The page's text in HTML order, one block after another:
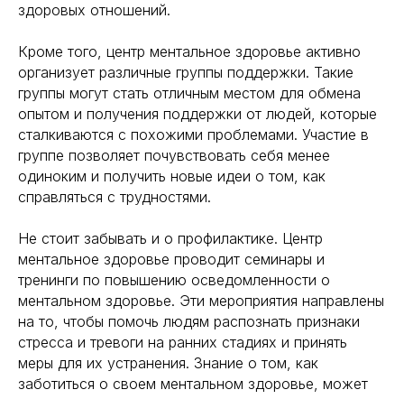
здоровых отношений.
Кроме того, центр ментальное здоровье активно
организует различные группы поддержки. Такие
группы могут стать отличным местом для обмена
опытом и получения поддержки от людей, которые
сталкиваются с похожими проблемами. Участие в
группе позволяет почувствовать себя менее
одиноким и получить новые идеи о том, как
справляться с трудностями.
Не стоит забывать и о профилактике. Центр
ментальное здоровье проводит семинары и
тренинги по повышению осведомленности о
ментальном здоровье. Эти мероприятия направлены
на то, чтобы помочь людям распознать признаки
стресса и тревоги на ранних стадиях и принять
меры для их устранения. Знание о том, как
заботиться о своем ментальном здоровье, может